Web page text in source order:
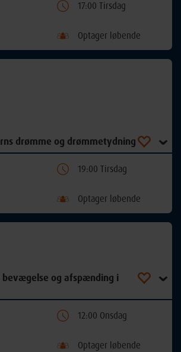
17:00 Tirsdag
Optager løbende
drømme og drømmetydning
19:00 Tirsdag
Optager løbende
bevægelse og afspænding i
12:00 Onsdag
Optager løbende